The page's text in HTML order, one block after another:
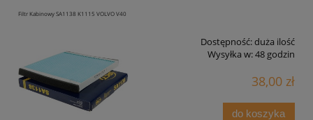
Filtr Kabinowy SA1138 K1115 VOLVO V40
Dostępność:duża ilość
Wysyłka w:48 godzin
38,00 zł
do koszyka